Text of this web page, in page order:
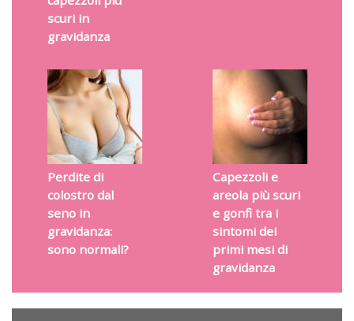
scuri in
gravidanza
Perdite di
colostro dal
seno in
gravidanza:
sono normali?
Capezzoli e
areola più scuri
e gonfi tra i
sintomi dei
primi mesi di
gravidanza